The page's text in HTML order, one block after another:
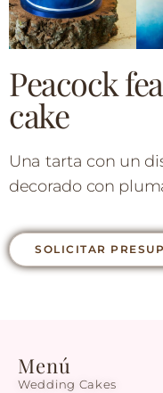
Peacock
cake
Una tarta con un
decorado con
SOLICITAR
Menú
Wedding Cakes